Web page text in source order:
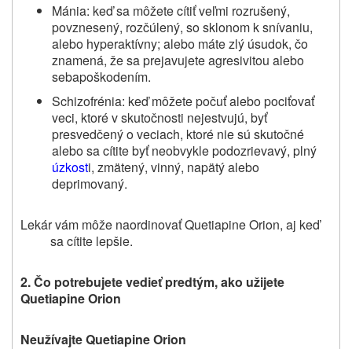
Mánia: keď sa môžete cítiť veľmi rozrušený,
povznesený, rozčúlený, so sklonom k snívaniu,
alebo hyperaktívny; alebo máte zlý úsudok, čo
znamená, že sa prejavujete agresivitou alebo
sebapoškodením.
Schizofrénia: keď môžete počuť alebo pociťovať
veci, ktoré v skutočnosti nejestvujú, byť
presvedčený o veciach, ktoré nie sú skutočné
alebo sa cítite byť neobvykle podozrievavý, plný
úzkosti, zmätený, vinný, napätý alebo
deprimovaný.
Lekár vám môže naordinovať Quetiapine Orion, aj keď
sa cítite lepšie.
2.Čo potrebujete vedieť predtým, ako užijete
Quetiapine Orion
Neužívajte Quetiapine Orion